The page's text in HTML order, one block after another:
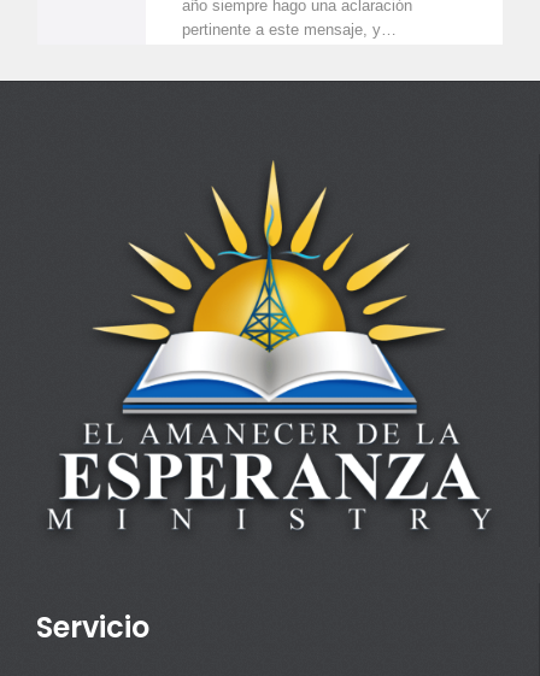
año siempre hago una aclaración
pertinente a este mensaje, y…
Servicio